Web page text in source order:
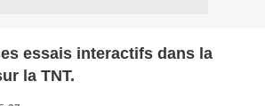
essais interactifs dans la
la TNT.